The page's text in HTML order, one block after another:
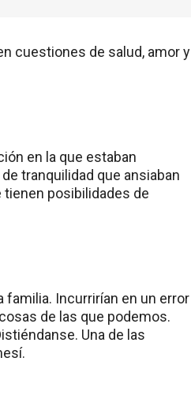
cuestiones de salud, amor y
en la que estaban
tranquilidad que ansiaban
posibilidades de
familia. Incurrirían en un error
de las que podemos.
Una de las